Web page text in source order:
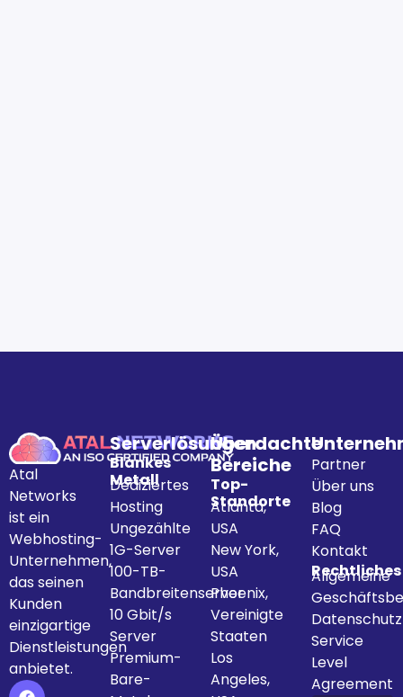
Atal
Networks
ist ein
Webhosting-
Unternehmen,
das seinen
Kunden
einzigartige
Dienstleistungen
anbietet.
Serverlösungen
Blankes
Metall
Dediziertes
Hosting
Ungezählte
1G-Server
100-TB-
Bandbreitenserver
10 Gbit/s
Server
Premium-
Bare-
Überdachte
Bereiche
Top-
Standorte
Atlanta,
USA
New York,
USA
Phoenix,
Vereinigte
Staaten
Los
Angeles,
Partner
Über uns
Blog
FAQ
Kontakt
Rechtliches
Allgemeine
Service
Level
Agreement